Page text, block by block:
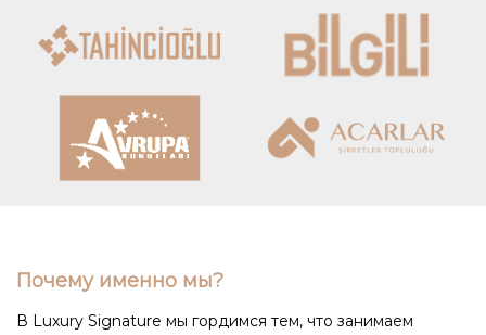
Почему именно мы?
В Luxury Signature мы гордимся тем, что занимаем